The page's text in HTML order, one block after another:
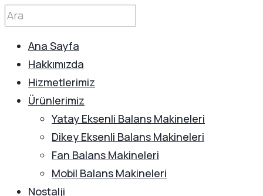
Ana Sayfa
Hakkımızda
Hizmetlerimiz
Ürünlerimiz
Yatay Eksenli Balans Makineleri
Dikey Eksenli Balans Makineleri
Fan Balans Makineleri
Mobil Balans Makineleri
Nostalji